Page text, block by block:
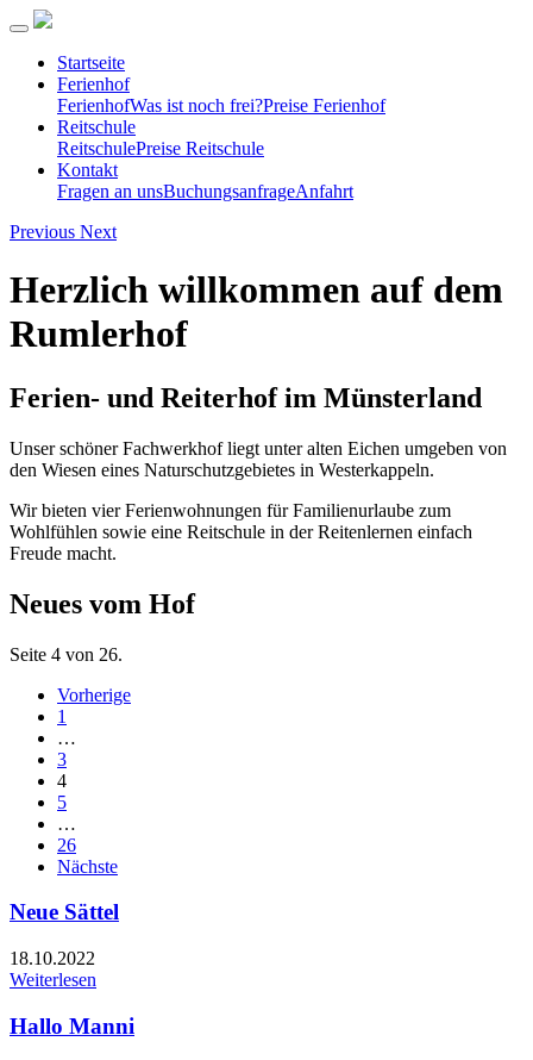
Startseite
Ferienhof
FerienhofWas ist noch frei?Preise Ferienhof
Reitschule
ReitschulePreise Reitschule
Kontakt
Fragen an unsBuchungsanfrageAnfahrt
Previous Next
Herzlich willkommen auf dem
Rumlerhof
Ferien- und Reiterhof im Münsterland
Unser schöner Fachwerkhof liegt unter alten Eichen umgeben von
den Wiesen eines Naturschutzgebietes in Westerkappeln.
Wir bieten vier Ferienwohnungen für Familienurlaube zum
Wohlfühlen sowie eine Reitschule in der Reitenlernen einfach
Freude macht.
Neues vom Hof
Seite 4 von 26.
Vorherige
1
…
3
4
5
…
26
Nächste
Neue Sättel
18.10.2022
Weiterlesen
Hallo Manni